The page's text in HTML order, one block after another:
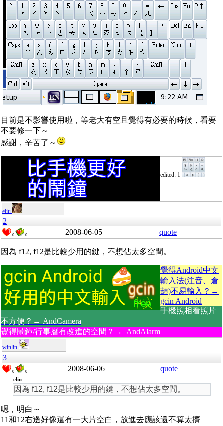
目前是不影響使用啦，等老大有空且覺得有必要的時候，看要
不要修一下～
感謝，辛苦了～
edited: 1
eliu
2
0 0 2008-06-05 quote
因為 f12, f12是比較少用的鍵，不想佔太多空間。
覺得Android中文
輸入法(注音、倉
頡)不易輸入？→
gcin Android
手機照相看照片
不方便？→ AndCamera
覺得鬧鐘/行事曆有改進的空間？→ AndAlarm
winlin
3
0 0 2008-06-06 quote
eliu
因為 f12, f12是比較少用的鍵，不想佔太多空間。
嗯，明白～
11和12右邊好像還有一大片空白，放進去應該還不算太擠